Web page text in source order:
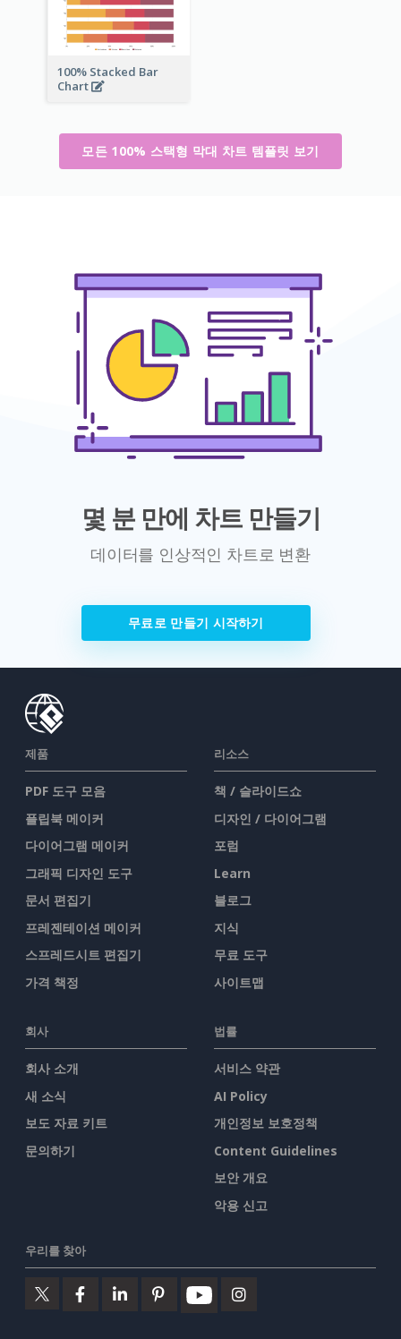
100% Stacked Bar
Chart
모든 100% 스택형 막대 차트 템플릿 보기
몇 분 만에 차트 만들기
데이터를 인상적인 차트로 변환
무료로 만들기 시작하기
제품
PDF 도구 모음
플립북 메이커
다이어그램 메이커
그래픽 디자인 도구
문서 편집기
프레젠테이션 메이커
스프레드시트 편집기
가격 책정
리소스
책 / 슬라이드쇼
디자인 / 다이어그램
포럼
Learn
블로그
지식
무료 도구
사이트맵
회사
회사 소개
새 소식
보도 자료 키트
문의하기
법률
서비스 약관
AI Policy
개인정보 보호정책
Content Guidelines
보안 개요
악용 신고
우리를 찾아